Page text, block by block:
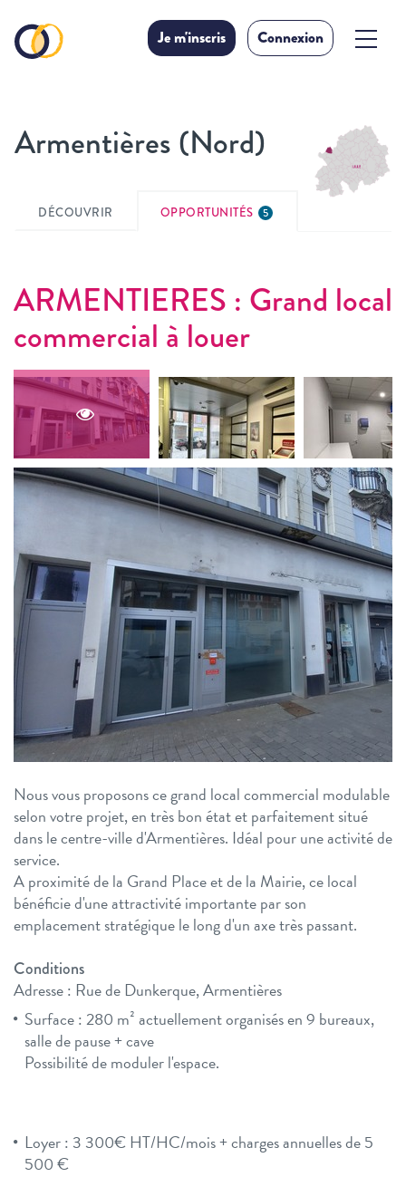
Je m'inscris Connexion
Armentières (Nord)
DÉCOUVRIR OPPORTUNITÉS 5
ARMENTIERES : Grand local
commercial à louer
Nous vous proposons ce grand local commercial modulable
selon votre projet, en très bon état et parfaitement situé
dans le centre-ville d'Armentières. Idéal pour une activité de
service.
A proximité de la Grand Place et de la Mairie, ce local
bénéficie d'une attractivité importante par son
emplacement stratégique le long d'un axe très passant.
Conditions
Adresse : Rue de Dunkerque, Armentières
Surface : 280 m² actuellement organisés en 9 bureaux,
salle de pause + cave
Possibilité de moduler l'espace.
Loyer : 3 300€ HT/HC/mois + charges annuelles de 5
500 €